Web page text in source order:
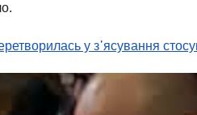
у з᾽ясування